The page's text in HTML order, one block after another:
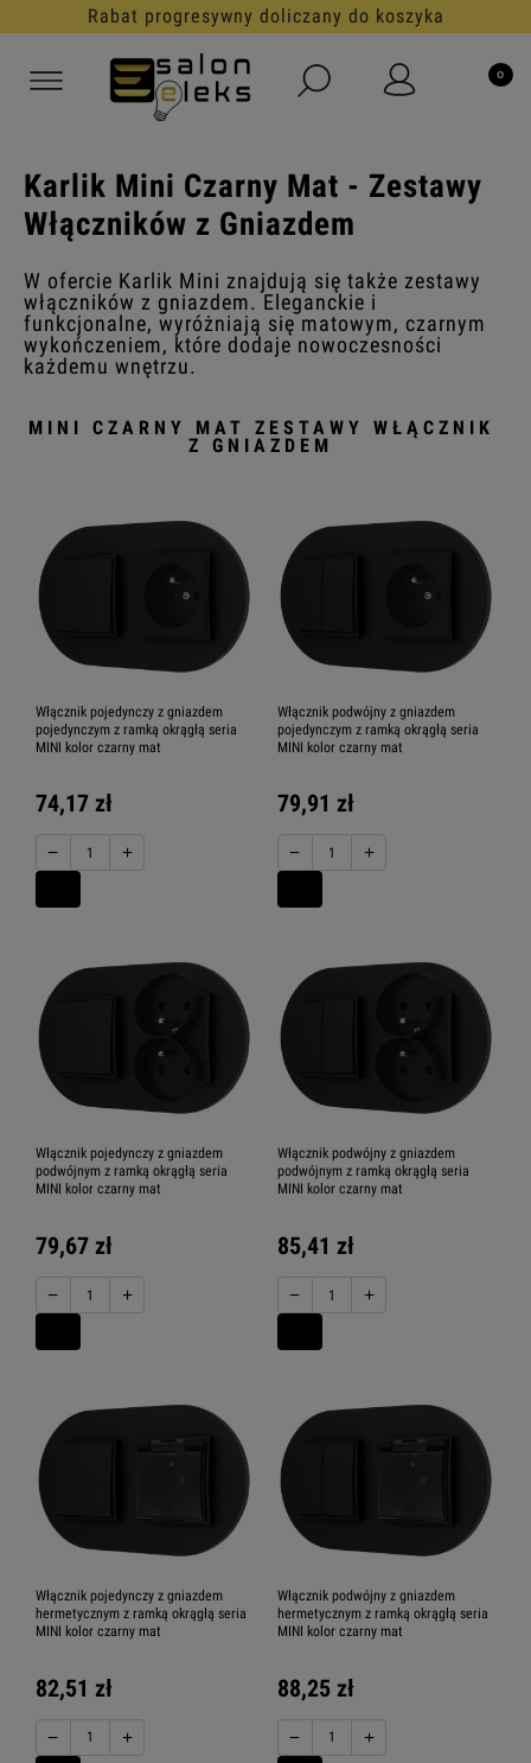
Darmowa dostawa od 199 zł
Karlik Mini Czarny Mat - Zestawy
Włączników z Gniazdem
W ofercie Karlik Mini znajdują się także zestawy
włączników z gniazdem. Eleganckie i
funkcjonalne, wyróżniają się matowym, czarnym
wykończeniem, które dodaje nowoczesności
każdemu wnętrzu.
MINI CZARNY MAT ZESTAWY WŁĄCZNIK
Z GNIAZDEM
Włącznik pojedynczy z gniazdem
pojedynczym z ramką okrągłą seria
MINI kolor czarny mat
74,17 zł
− +
Włącznik podwójny z gniazdem
pojedynczym z ramką okrągłą seria
MINI kolor czarny mat
79,91 zł
− +
Włącznik pojedynczy z gniazdem
podwójnym z ramką okrągłą seria
MINI kolor czarny mat
79,67 zł
− +
Włącznik podwójny z gniazdem
podwójnym z ramką okrągłą seria
MINI kolor czarny mat
85,41 zł
− +
Włącznik pojedynczy z gniazdem
hermetycznym z ramką okrągłą seria
MINI kolor czarny mat
82,51 zł
− +
Włącznik podwójny z gniazdem
hermetycznym z ramką okrągłą seria
MINI kolor czarny mat
88,25 zł
− +